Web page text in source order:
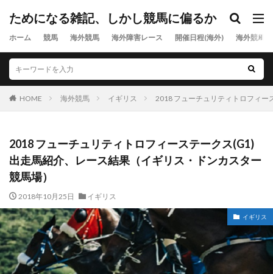
ためになる雑記、しかし競馬に偏るか
ホーム 競馬 海外競馬 海外障害レース 開催日程(海外) 海外競馬
HOME 海外競馬 イギリス 2018 フューチュリティトロフィー
2018 フューチュリティトロフィーステークス(G1)
出走馬紹介、レース結果（イギリス・ドンカスター
競馬場）
2018年10月25日 イギリス
イギリス